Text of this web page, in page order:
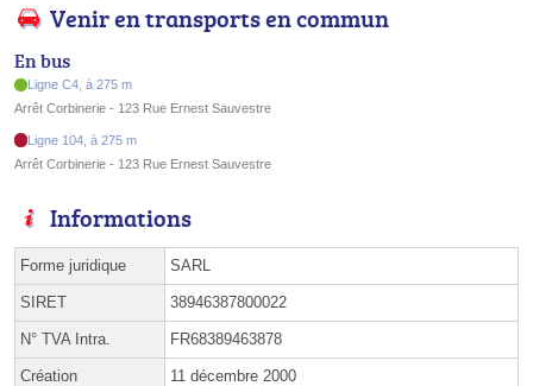
Venir en transports en commun
En bus
Ligne C4, à 275 m
Arrêt Corbinerie - 123 Rue Ernest Sauvestre
Ligne 104, à 275 m
Arrêt Corbinerie - 123 Rue Ernest Sauvestre
Informations
Forme juridique SARL
SIRET 38946387800022
N° TVA Intra. FR68389463878
Création 11 décembre 2000